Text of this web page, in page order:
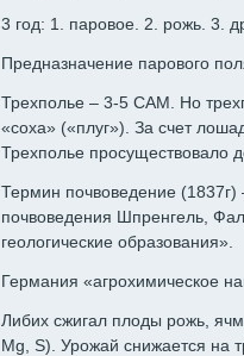
3 год: 1. паровое. 2. рожь. 3.
Предназначение парового
Трехполье – 3-5 САМ. Но
«соха» («плуг»). За счет
Трехполье просуществовало
Термин почвоведение
почвоведения Шпренгель,
геологические образования».
Германия «агрохимическое
Либих сжигал плоды рожь,
Mg, S). Урожай снижается на